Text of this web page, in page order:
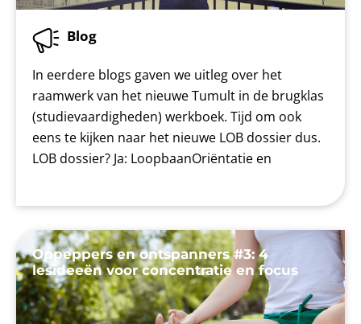
Blog
In eerdere blogs gaven we uitleg over het
raamwerk van het nieuwe Tumult in de brugklas
(studievaardigheden) werkboek. Tijd om ook
eens te kijken naar het nieuwe LOB dossier dus.
LOB dossier? Ja: LoopbaanOriëntatie en
Oppeppers en ontspanners #3: 4
lesideeën voor concentratie en focus